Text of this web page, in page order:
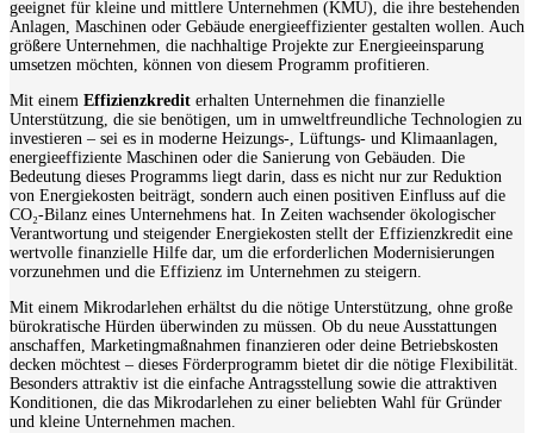
geeignet für kleine und mittlere Unternehmen (KMU), die ihre bestehenden
Anlagen, Maschinen oder Gebäude energieeffizienter gestalten wollen. Auch
größere Unternehmen, die nachhaltige Projekte zur Energieeinsparung
umsetzen möchten, können von diesem Programm profitieren.
Mit einem Effizienzkredit erhalten Unternehmen die finanzielle
Unterstützung, die sie benötigen, um in umweltfreundliche Technologien zu
investieren – sei es in moderne Heizungs-, Lüftungs- und Klimaanlagen,
energieeffiziente Maschinen oder die Sanierung von Gebäuden. Die
Bedeutung dieses Programms liegt darin, dass es nicht nur zur Reduktion
von Energiekosten beiträgt, sondern auch einen positiven Einfluss auf die
CO₂-Bilanz eines Unternehmens hat. In Zeiten wachsender ökologischer
Verantwortung und steigender Energiekosten stellt der Effizienzkredit eine
wertvolle finanzielle Hilfe dar, um die erforderlichen Modernisierungen
vorzunehmen und die Effizienz im Unternehmen zu steigern.
Mit einem Mikrodarlehen erhältst du die nötige Unterstützung, ohne große
bürokratische Hürden überwinden zu müssen. Ob du neue Ausstattungen
anschaffen, Marketingmaßnahmen finanzieren oder deine Betriebskosten
decken möchtest – dieses Förderprogramm bietet dir die nötige Flexibilität.
Besonders attraktiv ist die einfache Antragsstellung sowie die attraktiven
Konditionen, die das Mikrodarlehen zu einer beliebten Wahl für Gründer
und kleine Unternehmen machen.